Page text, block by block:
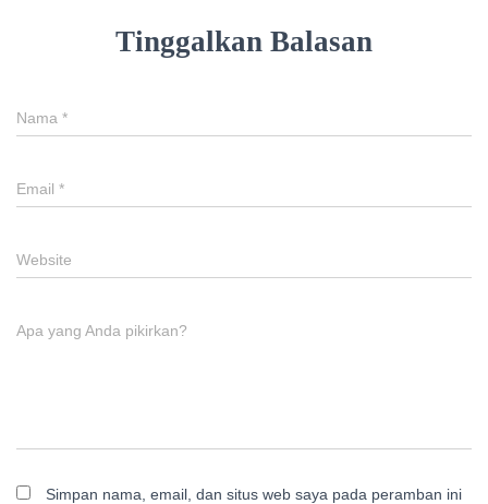
Tinggalkan Balasan
Nama *
Email *
Website
Apa yang Anda pikirkan?
Simpan nama, email, dan situs web saya pada peramban ini